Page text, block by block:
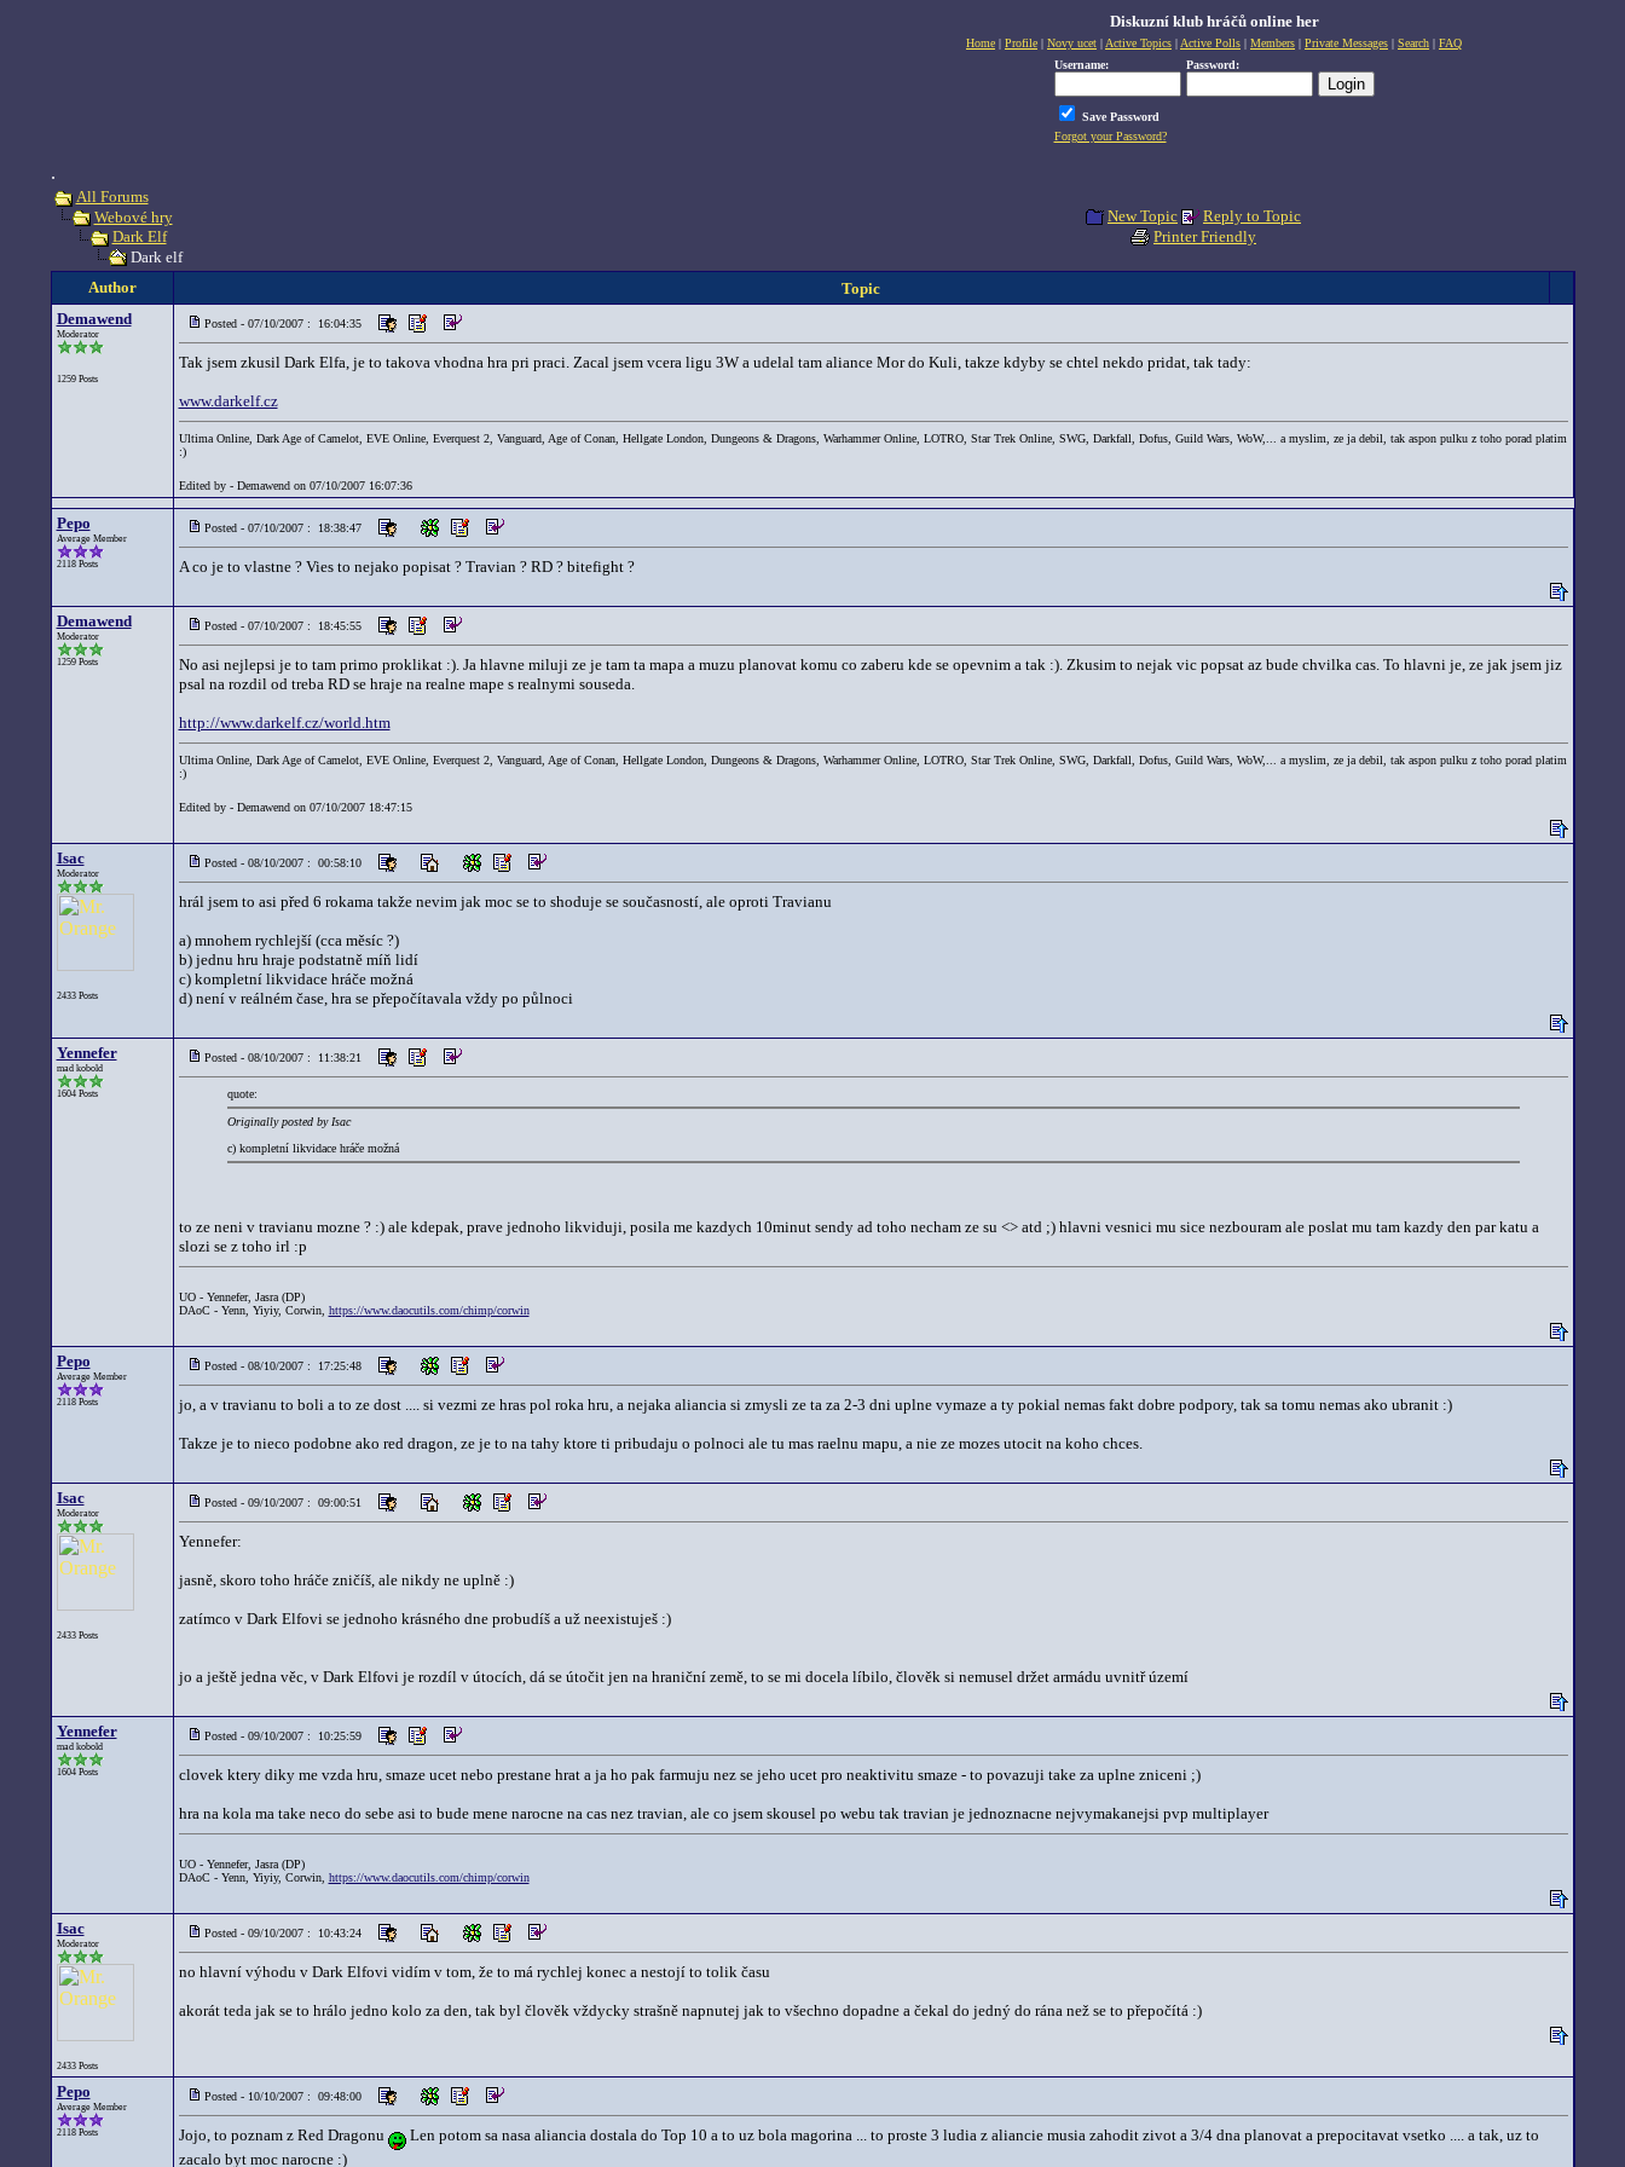
Diskuzní klub hráčů online her
Home | Profile | Novy ucet | Active Topics | Active Polls | Members | Private Messages | Search | FAQ
Username:
Password:
Save Password
Forgot your Password?
.
All Forums
Webové hry
Dark Elf
Dark elf
New Topic
Reply to Topic
Printer Friendly
Author
Topic
Demawend
Moderator
1259 Posts
Posted - 07/10/2007 : 16:04:35
Tak jsem zkusil Dark Elfa, je to takova vhodna hra pri praci. Zacal jsem vcera ligu 3W a udelal tam aliance Mor do Kuli, takze kdyby se chtel nekdo pridat, tak tady:
www.darkelf.cz
Ultima Online, Dark Age of Camelot, EVE Online, Everquest 2, Vanguard, Age of Conan, Hellgate London, Dungeons & Dragons, Warhammer Online, LOTRO, Star Trek Online, SWG, Darkfall, Dofus, Guild Wars, WoW,... a myslim, ze ja debil, tak aspon pulku z toho porad platim
:)
Edited by - Demawend on 07/10/2007 16:07:36
Pepo
Average Member
2118 Posts
Posted - 07/10/2007 : 18:38:47
A co je to vlastne ? Vies to nejako popisat ? Travian ? RD ? bitefight ?
Demawend
Moderator
1259 Posts
Posted - 07/10/2007 : 18:45:55
No asi nejlepsi je to tam primo proklikat :). Ja hlavne miluji ze je tam ta mapa a muzu planovat komu co zaberu kde se opevnim a tak :). Zkusim to nejak vic popsat az bude chvilka cas. To hlavni je, ze jak jsem jiz
psal na rozdil od treba RD se hraje na realne mape s realnymi souseda.
http://www.darkelf.cz/world.htm
Ultima Online, Dark Age of Camelot, EVE Online, Everquest 2, Vanguard, Age of Conan, Hellgate London, Dungeons & Dragons, Warhammer Online, LOTRO, Star Trek Online, SWG, Darkfall, Dofus, Guild Wars, WoW,... a myslim, ze ja debil, tak aspon pulku z toho porad platim
:)
Edited by - Demawend on 07/10/2007 18:47:15
Isac
Moderator
2433 Posts
Posted - 08/10/2007 : 00:58:10
hrál jsem to asi před 6 rokama takže nevim jak moc se to shoduje se současností, ale oproti Travianu
a) mnohem rychlejší (cca měsíc ?)
b) jednu hru hraje podstatně míň lidí
c) kompletní likvidace hráče možná
d) není v reálném čase, hra se přepočítavala vždy po půlnoci
Yennefer
mad kobold
1604 Posts
Posted - 08/10/2007 : 11:38:21
quote:
Originally posted by Isac
c) kompletní likvidace hráče možná
to ze neni v travianu mozne ? :) ale kdepak, prave jednoho likviduji, posila me kazdych 10minut sendy ad toho necham ze su <> atd ;) hlavni vesnici mu sice nezbouram ale poslat mu tam kazdy den par katu a
slozi se z toho irl :p
UO - Yennefer, Jasra (DP)
DAoC - Yenn, Yiyiy, Corwin, https://www.daocutils.com/chimp/corwin
Pepo
Average Member
2118 Posts
Posted - 08/10/2007 : 17:25:48
jo, a v travianu to boli a to ze dost .... si vezmi ze hras pol roka hru, a nejaka aliancia si zmysli ze ta za 2-3 dni uplne vymaze a ty pokial nemas fakt dobre podpory, tak sa tomu nemas ako ubranit :)
Takze je to nieco podobne ako red dragon, ze je to na tahy ktore ti pribudaju o polnoci ale tu mas raelnu mapu, a nie ze mozes utocit na koho chces.
Isac
Moderator
2433 Posts
Posted - 09/10/2007 : 09:00:51
Yennefer:
jasně, skoro toho hráče zničíš, ale nikdy ne uplně :)
zatímco v Dark Elfovi se jednoho krásného dne probudíš a už neexistuješ :)
jo a ještě jedna věc, v Dark Elfovi je rozdíl v útocích, dá se útočit jen na hraniční země, to se mi docela líbilo, člověk si nemusel držet armádu uvnitř území
Yennefer
mad kobold
1604 Posts
Posted - 09/10/2007 : 10:25:59
clovek ktery diky me vzda hru, smaze ucet nebo prestane hrat a ja ho pak farmuju nez se jeho ucet pro neaktivitu smaze - to povazuji take za uplne zniceni ;)
hra na kola ma take neco do sebe asi to bude mene narocne na cas nez travian, ale co jsem skousel po webu tak travian je jednoznacne nejvymakanejsi pvp multiplayer
UO - Yennefer, Jasra (DP)
DAoC - Yenn, Yiyiy, Corwin, https://www.daocutils.com/chimp/corwin
Isac
Moderator
2433 Posts
Posted - 09/10/2007 : 10:43:24
no hlavní výhodu v Dark Elfovi vidím v tom, že to má rychlej konec a nestojí to tolik času
akorát teda jak se to hrálo jedno kolo za den, tak byl člověk vždycky strašně napnutej jak to všechno dopadne a čekal do jedný do rána než se to přepočítá :)
Pepo
Average Member
2118 Posts
Posted - 10/10/2007 : 09:48:00
Jojo, to poznam z Red Dragonu
Len potom sa nasa aliancia dostala do Top 10 a to uz bola magorina ... to proste 3 ludia z aliancie musia zahodit zivot a 3/4 dna planovat a prepocitavat vsetko .... a tak, uz to
zacalo byt moc narocne :)